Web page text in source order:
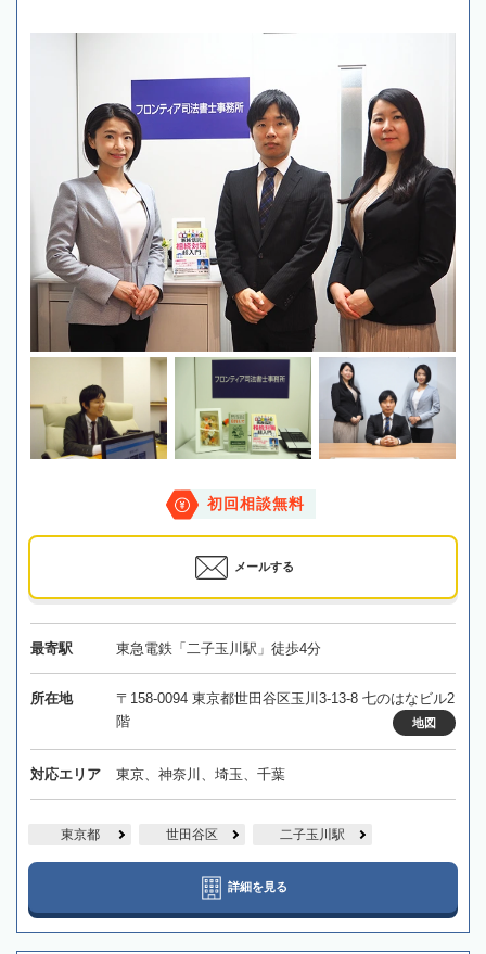
初回相談無料
メールする
最寄駅 東急電鉄「二子玉川駅」徒歩4分
所在地
〒158-0094 東京都世田谷区玉川3-13-8 七のはなビル2
階
地図
対応エリア 東京、神奈川、埼玉、千葉
東京都 世田谷区 二子玉川駅
詳細を見る